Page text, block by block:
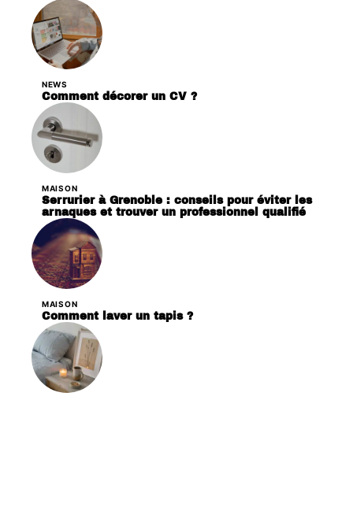
NEWS
Comment décorer un CV ?
MAISON
Serrurier à Grenoble : conseils pour éviter les
arnaques et trouver un professionnel qualifié
MAISON
Comment laver un tapis ?